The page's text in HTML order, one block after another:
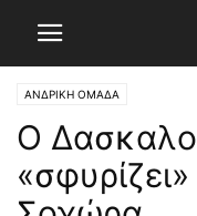
ΑΝΔΡΙΚΗ ΟΜΑΔΑ
Ο